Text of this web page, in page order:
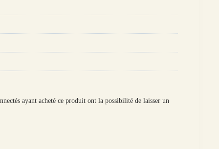
ayant acheté ce produit ont la possibilité de laisser un